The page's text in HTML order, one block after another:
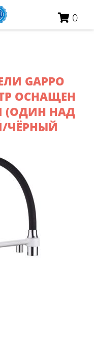
0
GAPPO​
ОСНАЩЕН
(ОДИН НАД
ЧЁРНЫЙ